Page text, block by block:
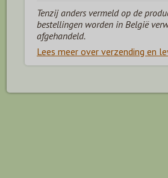
Tenzij anders vermeld op de
bestellingen worden in België
afgehandeld.
Lees meer over verzending en